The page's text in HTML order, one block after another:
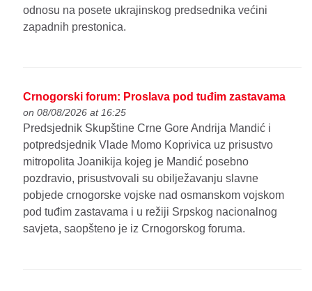
odnosu na posete ukrajinskog predsednika većini
zapadnih prestonica.
Crnogorski forum: Proslava pod tuđim zastavama
on 08/08/2026 at 16:25
Predsjednik Skupštine Crne Gore Andrija Mandić i
potpredsjednik Vlade Momo Koprivica uz prisustvo
mitropolita Joanikija kojeg je Mandić posebno
pozdravio, prisustvovali su obilježavanju slavne
pobjede crnogorske vojske nad osmanskom vojskom
pod tuđim zastavama i u režiji Srpskog nacionalnog
savjeta, saopšteno je iz Crnogorskog foruma.